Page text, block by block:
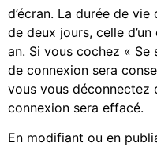
d’écran. La durée de
de deux jours, celle d’un
an. Si vous cochez «
de connexion sera
vous vous
connexion sera effacé.
En modifiant ou en